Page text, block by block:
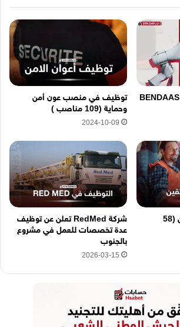
عروض توظيف بشركة BENDAAS
توظيف في منصب عون أمن
وحماية (109 مناصب )
2024-10-09
عروض توظيف سائقين (58
شركة RedMed تعلن عن توظيف
عدة تخصصات للعمل في مشروع
بالجنوب
2026-03-15